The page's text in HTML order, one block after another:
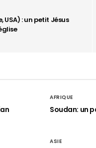
: un petit Jésus
AFRIQUE
Soudan: un
ASIE